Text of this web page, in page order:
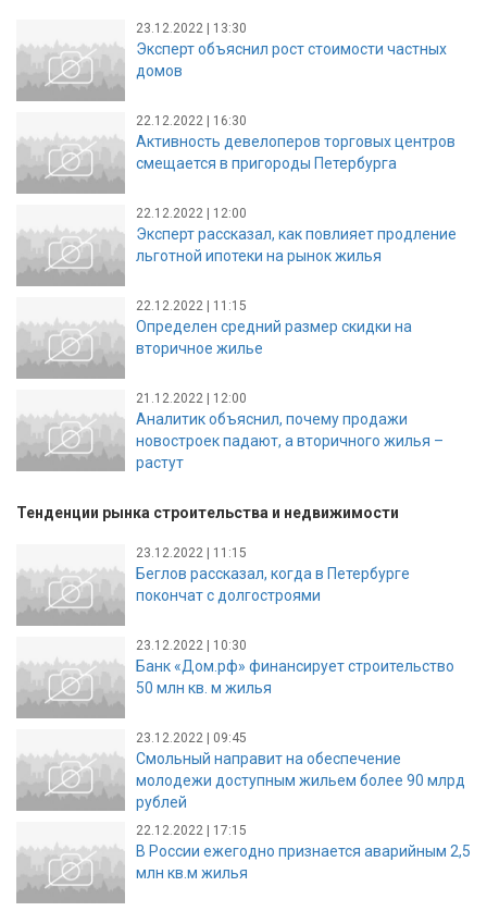
23.12.2022 | 13:30
Эксперт объяснил рост стоимости частных
домов
22.12.2022 | 16:30
Активность девелоперов торговых центров
смещается в пригороды Петербурга
22.12.2022 | 12:00
Эксперт рассказал, как повлияет продление
льготной ипотеки на рынок жилья
22.12.2022 | 11:15
Определен средний размер скидки на
вторичное жилье
21.12.2022 | 12:00
Аналитик объяснил, почему продажи
новостроек падают, а вторичного жилья –
растут
Тенденции рынка строительства и недвижимости
23.12.2022 | 11:15
Беглов рассказал, когда в Петербурге
покончат с долгостроями
23.12.2022 | 10:30
Банк «Дом.рф» финансирует строительство
50 млн кв. м жилья
23.12.2022 | 09:45
Смольный направит на обеспечение
молодежи доступным жильем более 90 млрд
рублей
22.12.2022 | 17:15
В России ежегодно признается аварийным 2,5
млн кв.м жилья